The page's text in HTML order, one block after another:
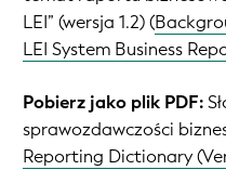
LEI” (wersja 1.2) (
LEI System Business
Pobierz jako plik PDF:
sprawozdawczości
Reporting Dictionary